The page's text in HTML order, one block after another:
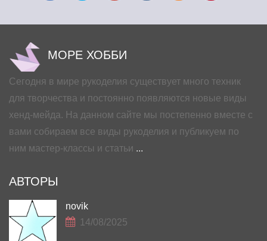
МОРЕ ХОББИ
Сегодня в мире рукоделия существует много техник
для творчества и постоянно появляются новые виды
хенд-мейда. На данном сайте мы постепенно вместе с
вами собираем все виды рукоделия и публикуем по
ним мастер-классы и статьи ...
АВТОРЫ
novik
14/08/2025